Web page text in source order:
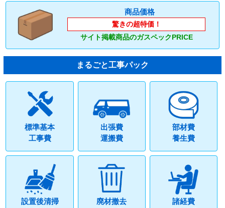
商品価格
驚きの超特価！
サイト掲載商品のガスペックPRICE
まるごと工事パック
標準基本
工事費
出張費
運搬費
部材費
養生費
設置後清掃
廃材撤去
諸経費